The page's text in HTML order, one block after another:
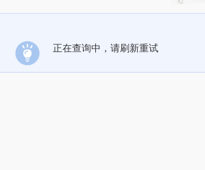
正在查询中，请刷新重试